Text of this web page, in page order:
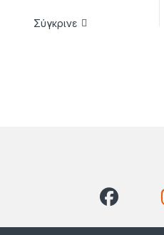
Σύγκρινε